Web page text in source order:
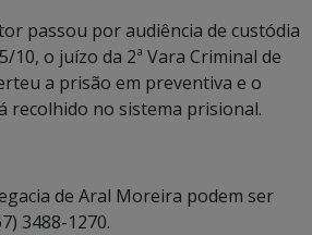
passou por audiência de custódia
10, o juízo da 2ª Vara Criminal de
a prisão em preventiva e o
recolhido no sistema prisional.
de Aral Moreira podem ser
3488-1270.